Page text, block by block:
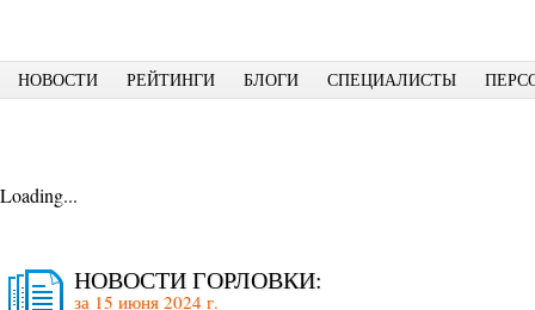
НОВОСТИ РЕЙТИНГИ БЛОГИ СПЕЦИАЛИСТЫ
Loading...
НОВОСТИ ГОРЛОВКИ:
за 15 июня 2024 г.